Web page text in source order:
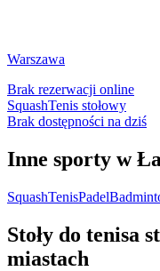
Warszawa
Brak rezerwacji online
SquashTenis stołowy
Brak dostępności na dziś
Inne sporty w
SquashTenisPadel
Stoły do tenisa
miastach